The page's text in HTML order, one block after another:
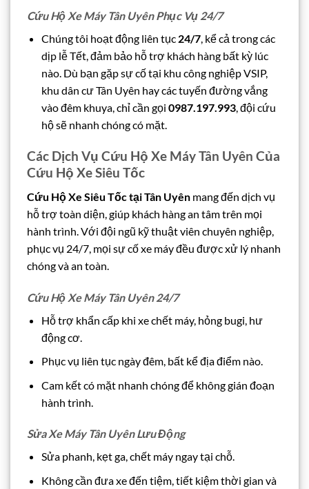
Cứu Hộ Xe Máy Tân Uyên Phục Vụ 24/7
Chúng tôi hoạt động liên tục 24/7, kể cả trong các
dịp lễ Tết, đảm bảo hỗ trợ khách hàng bất kỳ lúc
nào. Dù bạn gặp sự cố tại khu công nghiệp VSIP,
khu dân cư Tân Uyên hay các tuyến đường vắng
vào đêm khuya, chỉ cần gọi 0987.197.993, đội cứu
hộ sẽ nhanh chóng có mặt.
Các Dịch Vụ Cứu Hộ Xe Máy Tân Uyên Của
Cứu Hộ Xe Siêu Tốc
Cứu Hộ Xe Siêu Tốc tại Tân Uyên mang đến dịch vụ
hỗ trợ toàn diện, giúp khách hàng an tâm trên mọi
hành trình. Với đội ngũ kỹ thuật viên chuyên nghiệp,
phục vụ 24/7, mọi sự cố xe máy đều được xử lý nhanh
chóng và an toàn.
Cứu Hộ Xe Máy Tân Uyên 24/7
Hỗ trợ khẩn cấp khi xe chết máy, hỏng bugi, hư
động cơ.
Phục vụ liên tục ngày đêm, bất kể địa điểm nào.
Cam kết có mặt nhanh chóng để không gián đoạn
hành trình.
Sửa Xe Máy Tân Uyên Lưu Động
Sửa phanh, kẹt ga, chết máy ngay tại chỗ.
Không cần đưa xe đến tiệm, tiết kiệm thời gian và